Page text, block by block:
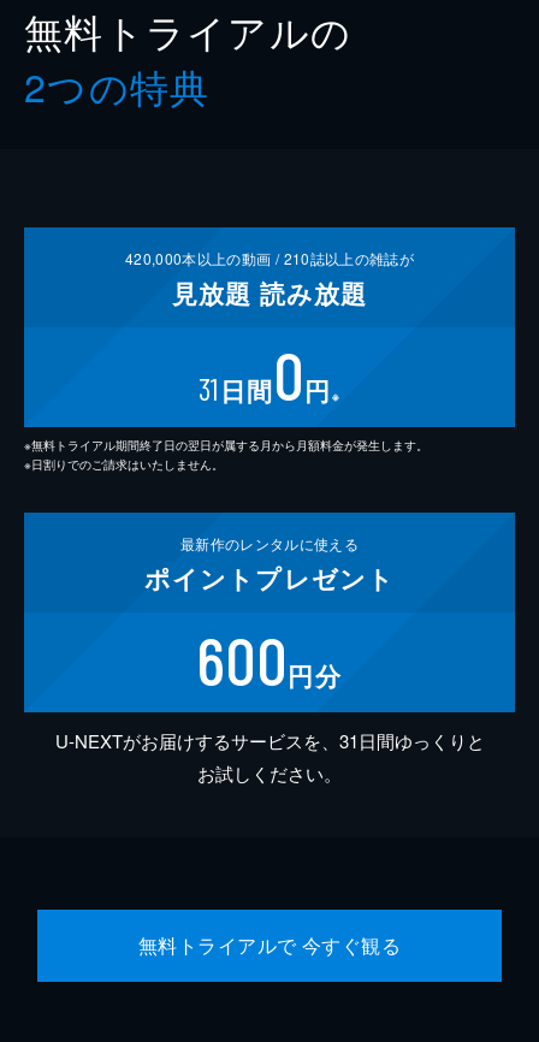
無料トライアルの
2つの特典
420,000本以上の動画 /210誌以上の雑誌が
見放題 読み放題
31 日間0円 ※
※無料トライアル期間終了日の翌日が属する月から月額料金が発生します。
※日割りでのご請求はいたしません。
最新作のレンタルに使える
ポイント プレゼント
600円分
U-NEXTがお届けするサービスを、31日間ゆっくりと
お試しください。
無料トライアルで 今すぐ観る